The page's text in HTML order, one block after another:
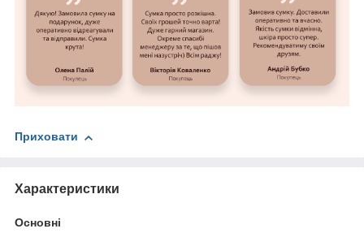
Приховати
Характеристики
Основні